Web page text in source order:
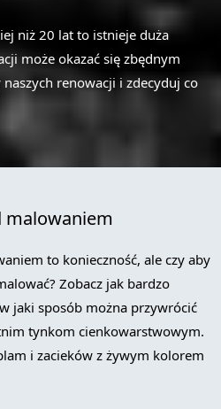
niż 20 lat to istnieje duża
może okazać się zbędnym
renowacji i zdecyduj co
malowaniem
to konieczność, ale czy aby
Zobacz jak bardzo
jaki sposób można przywrócić
tynkom cienkowarstwowym.
i zacieków z żywym kolorem